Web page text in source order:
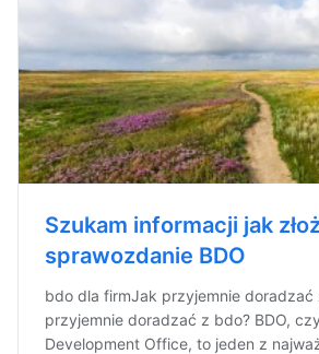
Szukam informacji jak
sprawozdanie BDO
bdo dla firmJak przyjemnie doradzać
przyjemnie doradzać z bdo? BDO,
Development Office, to jeden z